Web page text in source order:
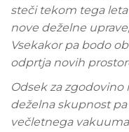
steči tekom tega
nove deželne
Vsekakor pa bodo
odprtja novih
Odsek za zgodovino
deželna skupnost
večletnega